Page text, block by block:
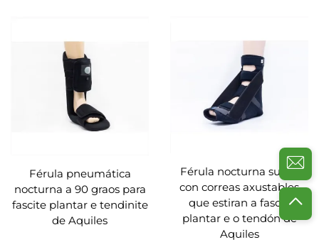
Férula pneumática
nocturna a 90 graos para
fascite plantar e tendinite
de Aquiles
Férula nocturna suave
con correas axustables
que estiran a fascia
plantar e o tendón de
Aquiles